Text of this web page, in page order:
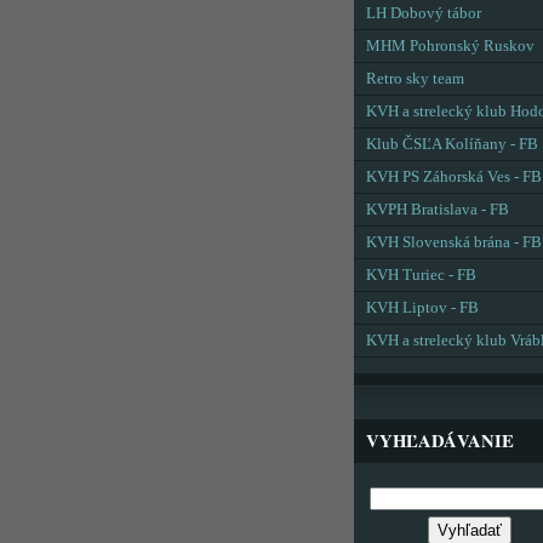
LH Dobový tábor
MHM Pohronský Ruskov
Retro sky team
KVH a strelecký klub
Klub ČSĽA Kolíňany - FB
KVH PS Záhorská Ves - FB
KVPH Bratislava - FB
KVH Slovenská brána - FB
KVH Turiec - FB
KVH Liptov - FB
KVH a strelecký klub
VYHĽADÁVANIE